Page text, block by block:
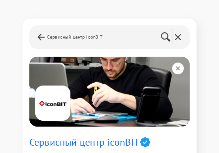
Сервисный центр iconBIT
Сервисный центр iconBIT